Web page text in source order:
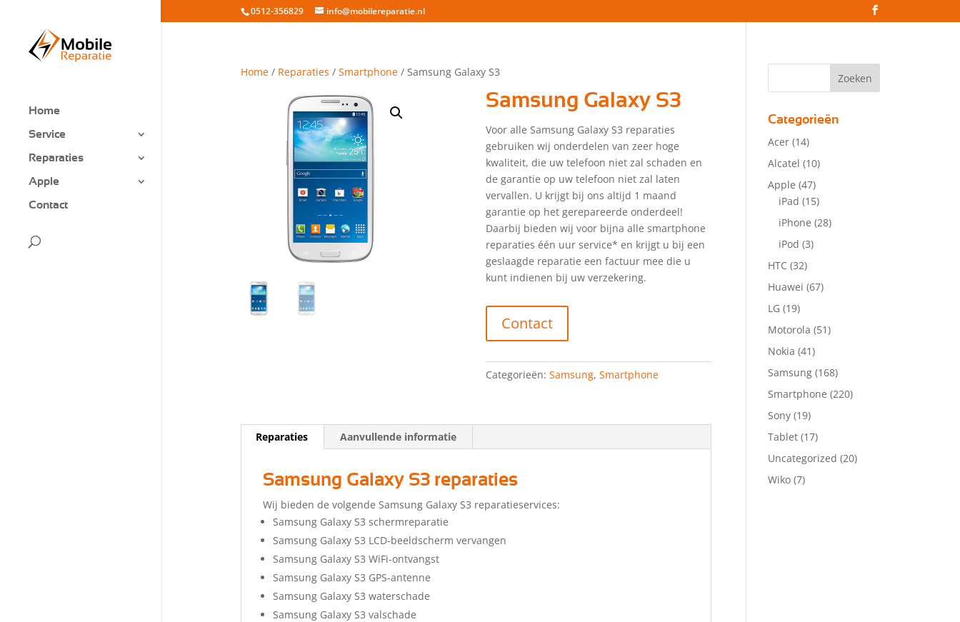
0512-356829 info@mobilereparatie.nl
Home
Service
Reparaties
Apple
Contact
Home/ Reparaties / Smartphone/ Samsung Galaxy S3
Samsung Galaxy S3
Voor alle Samsung Galaxy S3 reparaties
gebruiken wij onderdelen van zeer hoge
kwaliteit, die uw telefoon niet zal schaden en
de garantie op uw telefoon niet zal laten
vervallen. U krijgt bij ons altijd 1 maand
garantie op het gerepareerde onderdeel!
Daarbij bieden wij voor bijna alle smartphone
reparaties één uur service* en krijgt u bij een
geslaagde reparatie een factuur mee die u
kunt indienen bij uw verzekering.
Contact
Categorieën: Samsung, Smartphone
Reparaties Aanvullende informatie
Samsung Galaxy S3 reparaties
Wij bieden de volgende Samsung Galaxy S3 reparatieservices:
Samsung Galaxy S3 schermreparatie
Samsung Galaxy S3 LCD-beeldscherm vervangen
Samsung Galaxy S3 WiFi-ontvangst
Samsung Galaxy S3 GPS-antenne
Samsung Galaxy S3 waterschade
Samsung Galaxy S3 valschade
Categorieën
Acer (14)
Alcatel (10)
Apple (47)
iPad (15)
iPhone (28)
iPod (3)
HTC (32)
Huawei (67)
LG (19)
Motorola (51)
Nokia (41)
Samsung (168)
Smartphone (220)
Sony (19)
Tablet (17)
Uncategorized (20)
Wiko (7)